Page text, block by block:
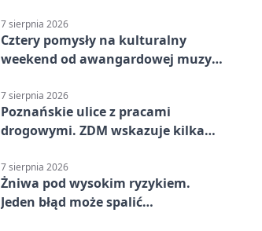
7 sierpnia 2026
Cztery pomysły na kulturalny
weekend od awangardowej muzyki
7 sierpnia 2026
Poznańskie ulice z pracami
drogowymi. ZDM wskazuje kilka
7 sierpnia 2026
Żniwa pod wysokim ryzykiem.
Jeden błąd może spalić